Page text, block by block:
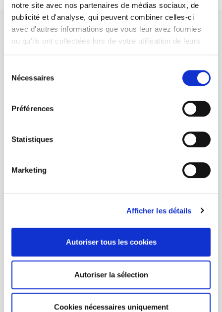
notre site avec nos partenaires de médias sociaux, de
publicité et d'analyse, qui peuvent combiner celles-ci
avec d'autres informations que vous leur avez fournies
ou qu'ils ont collectées lors de votre utilisation de leurs
Nécessaires
Préférences
Statistiques
Marketing
Afficher les détails
Autoriser tous les cookies
Autoriser la sélection
Cookies nécessaires uniquement
Maison d'édition dédiée aux sciences humaines et sociales, les
Presses de Sciences Po participent depuis leur création en 1976
FOREIGN RIGHTS
CONDITIONS GÉNÉRALES
La France et l'Union européenne
4 sept. 2026
Nouveautés